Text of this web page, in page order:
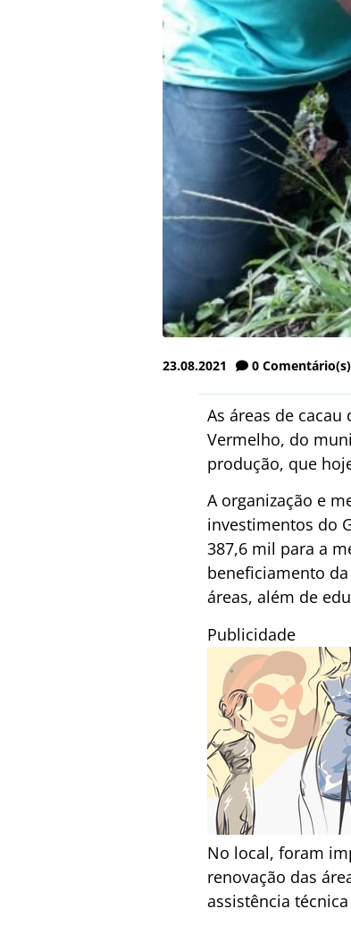
23.08.2021 0 Comentário(s)
As áreas de
Vermelho, do
produção, que
A organização e
investimentos do
387,6 mil para a
beneficiamento
áreas, além de
Publicidade
No local, foram
renovação das
assistência técnica